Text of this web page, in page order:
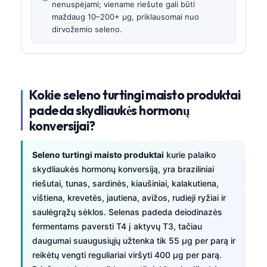
nenuspėjami; viename riešute gali būti
maždaug 10–200+ µg, priklausomai nuo
dirvožemio seleno.
Kokie seleno turtingi maisto produktai
padeda skydliaukės hormonų
konversijai?
Seleno turtingi maisto produktai kurie palaiko
skydliaukės hormonų konversiją, yra braziliniai
riešutai, tunas, sardinės, kiaušiniai, kalakutiena,
vištiena, krevetės, jautiena, avižos, rudieji ryžiai ir
saulėgrąžų sėklos. Selenas padeda deiodinazės
fermentams paversti T4 į aktyvų T3, tačiau
daugumai suaugusiųjų užtenka tik 55 µg per parą ir
reikėtų vengti reguliariai viršyti 400 µg per parą.